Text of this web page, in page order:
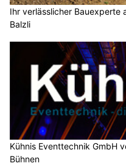
Ihr verlässlicher Bauexperte
Balzli
Kühnis Eventtechnik GmbH
Bühnen